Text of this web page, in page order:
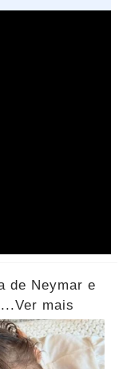
de Neymar e
mais